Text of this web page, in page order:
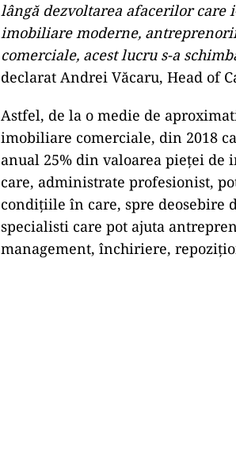
lângă dezvoltarea afacerilor care
imobiliare moderne,
comerciale, acest lucru s-a
declarat Andrei Văcaru, Head of
Astfel, de la o medie de
imobiliare comerciale, din 2018
anual 25% din valoarea pieței
care, administrate profesionist,
condițiile în care, spre deosebire
specialisti care pot ajuta
management, închiriere,